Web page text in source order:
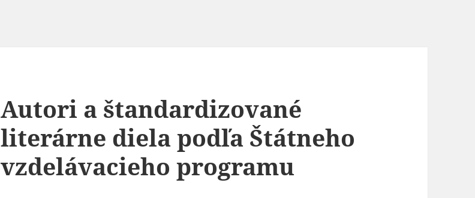
Autori a štandardizované
literárne diela podľa Štátneho
vzdelávacieho programu